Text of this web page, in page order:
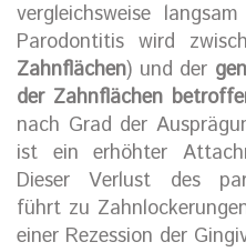
vergleichsweise
Parodontitis wird
Zahnflächen) und der
der Zahnflächen
nach Grad der
ist ein erhöhter
Dieser Verlust des
führt zu
einer Rezession der